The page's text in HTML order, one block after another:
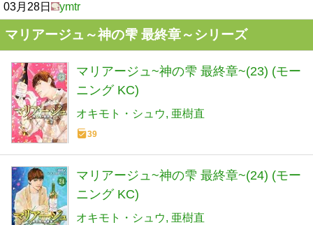
03月28日 ymtr
マリアージュ～神の雫 最終章～シリーズ
マリアージュ~神の雫 最終章~(23) (モー
ニング KC)
オキモト・シュウ 亜樹直
39
マリアージュ~神の雫 最終章~(24) (モー
ニング KC)
オキモト・シュウ 亜樹直